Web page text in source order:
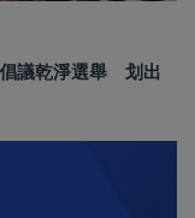
議乾淨選舉 划出